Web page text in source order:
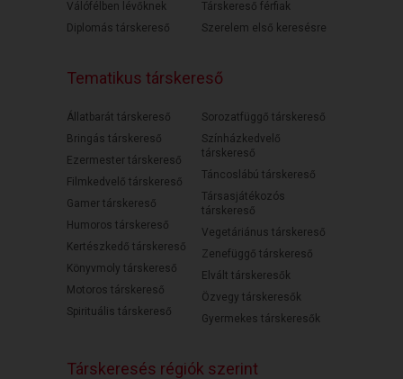
Válófélben lévőknek
Diplomás társkereső
Társkereső férfiak
Szerelem első keresésre
Tematikus társkereső
Állatbarát társkereső
Bringás társkereső
Ezermester társkereső
Filmkedvelő társkereső
Gamer társkereső
Humoros társkereső
Kertészkedő társkereső
Könyvmoly társkereső
Motoros társkereső
Spirituális társkereső
Sorozatfüggő társkereső
Színházkedvelő
társkereső
Táncoslábú társkereső
Társasjátékozós
társkereső
Vegetáriánus társkereső
Zenefüggő társkereső
Elvált társkeresők
Özvegy társkeresők
Gyermekes társkeresők
Társkeresés régiók szerint